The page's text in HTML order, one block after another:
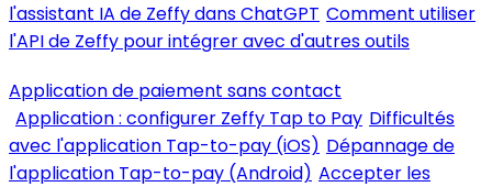
l'assistant IA de Zeffy dans ChatGPT Comment utiliser
l'API de Zeffy pour intégrer avec d'autres outils
Application de paiement sans contact
Application : configurer Zeffy Tap to Pay Difficultés
avec l'application Tap-to-pay (iOS) Dépannage de
l'application Tap-to-pay (Android) Accepter les